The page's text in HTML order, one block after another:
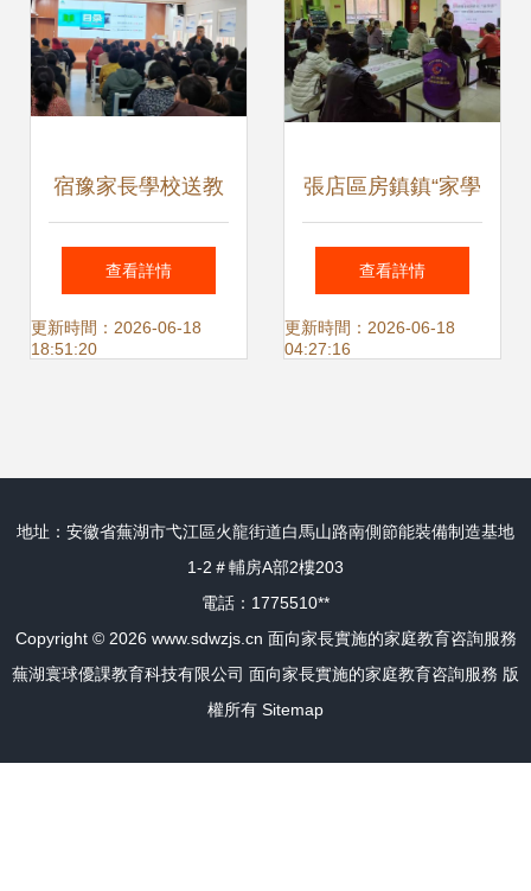
宿豫家長學校送教
進山區，精準服務
點亮家庭教育之光
查看詳情
更新時間：2026-06-18
18:51:20
張店區房鎮鎮“家學
苑”課程 以言傳
愛，筑牢兒童安全
查看詳情
更新時間：2026-06-18
04:27:16
地址：安徽省蕪湖市弋江區火龍街道白馬山路南側節能裝備制造基地
1-2＃輔房A部2樓203
電話：1775510**
Copyright © 2026 www.sdwzjs.cn 面向家長實施的家庭教育咨詢服務
蕪湖寰球優課教育科技有限公司 面向家長實施的家庭教育咨詢服務 版
權所有 Sitemap